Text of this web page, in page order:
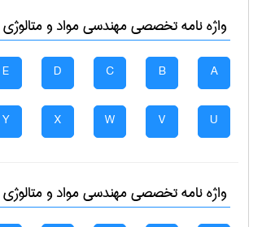
واژه نامه تخصصیمهندسی مواد و متالوژی
A
B
C
D
E
U
V
W
X
Y
واژه نامه تخصصیمهندسی مواد و متالوژی